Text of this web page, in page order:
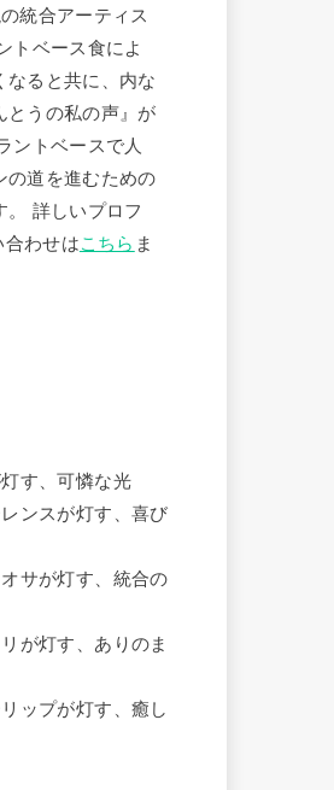
統合アーティス
トベース食によ
なると共に、内な
とうの私の声』が
ントベースで人
の道を進むための
。 詳しいプロフ
合わせはこちら ま
す、可憐な光
ンスが灯す、喜び
サが灯す、統合の
が灯す、ありのま
ップが灯す、癒し